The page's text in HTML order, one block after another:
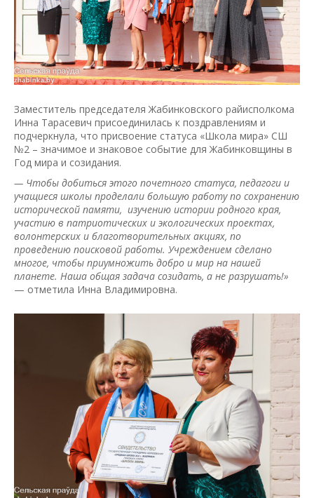
Заместитель председателя Жабинковского райисполкома
Инна Тарасевич присоединилась к поздравлениям и
подчеркнула, что присвоение статуса «Школа мира» СШ
№2 – значимое и знаковое событие для Жабинковщины в
Год мира и созидания.
— Чтобы добиться этого почетного статуса, педагоги и
учащиеся школы проделали большую работу по сохранению
исторической памяти, изучению истории родного края,
участию в патриотических и экологических проектах,
волонтерских и благотворительных акциях, по
проведению поисковой работы. Учреждением сделано
многое, чтобы приумножить добро и мир на нашей
планете. Наша общая задача созидать, а не разрушать!»
— отметила Инна Владимировна.